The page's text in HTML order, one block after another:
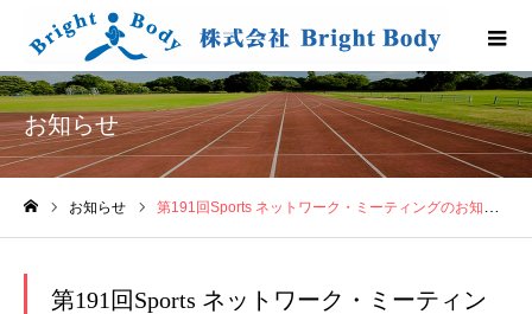
お知らせ
お知らせ 第191回Sports ネットワーク・ミーティングのお知らせ
第191回Sports ネットワーク・ミーティン